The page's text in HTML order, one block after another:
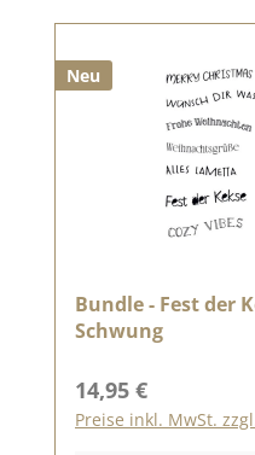
Neu
Bundle - Fest der
Schwung
Regulärer Preis:
14,95 €
Preise inkl. MwSt.